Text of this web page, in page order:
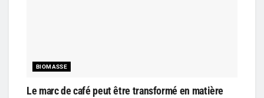
BIOMASSE
Le marc de café peut être transformé en matière